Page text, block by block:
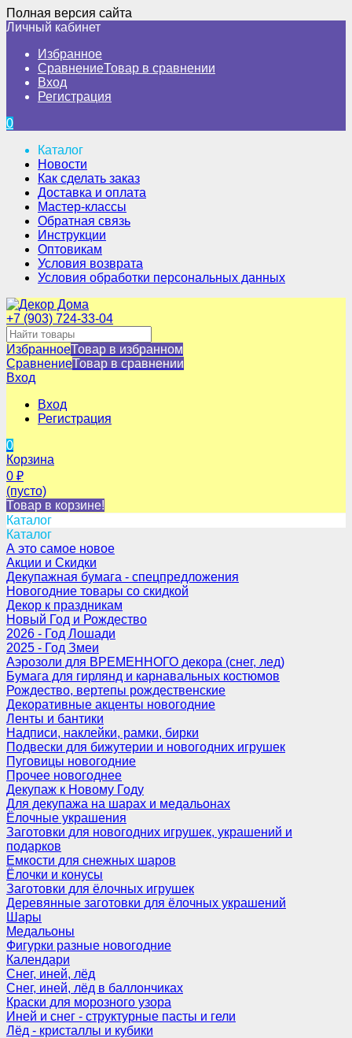
Полная версия сайта
Личный кабинет
Избранное
СравнениеТовар в сравнении
Вход
Регистрация
0
Каталог
Новости
Как сделать заказ
Доставка и оплата
Мастер-классы
Обратная связь
Инструкции
Оптовикам
Условия возврата
Условия обработки персональных данных
+7 (903) 724-33-04
ИзбранноеТовар в избранном
СравнениеТовар в сравнении
Вход
Вход
Регистрация
0
Корзина
0 ₽
(пусто)
Товар в корзине!
Каталог
Каталог
А это самое новое
Акции и Скидки
Декупажная бумага - спецпредложения
Новогодние товары со скидкой
Декор к праздникам
Новый Год и Рождество
2026 - Год Лошади
2025 - Год Змеи
Аэрозоли для ВРЕМЕННОГО декора (снег, лед)
Бумага для гирлянд и карнавальных костюмов
Рождество, вертепы рождественские
Декоративные акценты новогодние
Ленты и бантики
Надписи, наклейки, рамки, бирки
Подвески для бижутерии и новогодних игрушек
Пуговицы новогодние
Прочее новогоднее
Декупаж к Новому Году
Для декупажа на шарах и медальонах
Ёлочные украшения
Заготовки для новогодних игрушек, украшений и
подарков
Емкости для снежных шаров
Ёлочки и конусы
Заготовки для ёлочных игрушек
Деревянные заготовки для ёлочных украшений
Шары
Медальоны
Фигурки разные новогодние
Календари
Снег, иней, лёд
Снег, иней, лёд в баллончиках
Краски для морозного узора
Иней и снег - структурные пасты и гели
Лёд - кристаллы и кубики